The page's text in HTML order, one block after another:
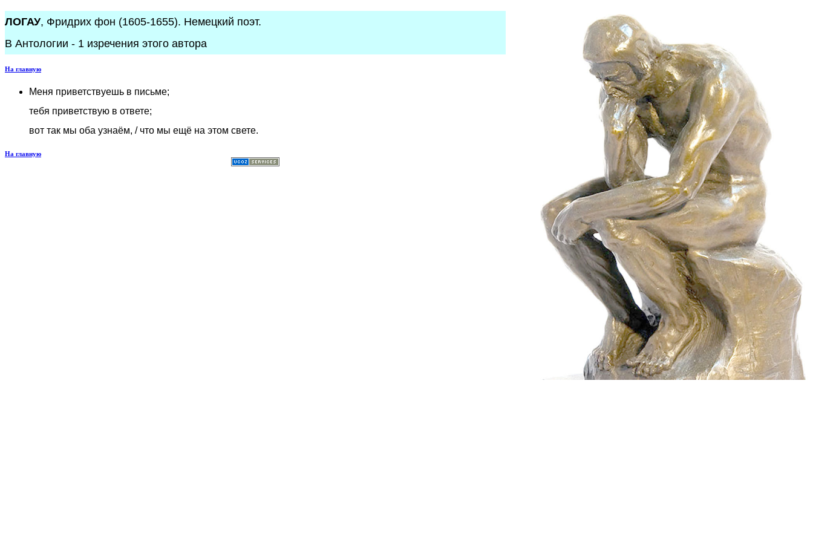
ЛОГАУ, Фридрих фон (1605-1655). Немецкий поэт.
В Антологии - 1 изречения этого автора
На главную
Меня приветствуешь в письме;
тебя приветствую в ответе;
вот так мы оба узнаём, / что мы ещё на этом свете.
На главную